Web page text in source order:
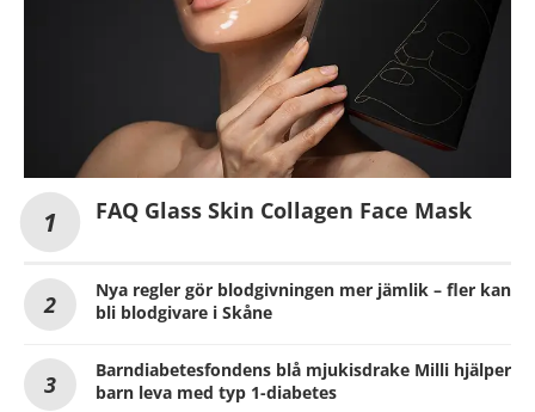
FAQ Glass Skin Collagen Face Mask
Nya regler gör blodgivningen mer jämlik – fler kan
bli blodgivare i Skåne
Barndiabetesfondens blå mjukisdrake Milli hjälper
barn leva med typ 1-diabetes